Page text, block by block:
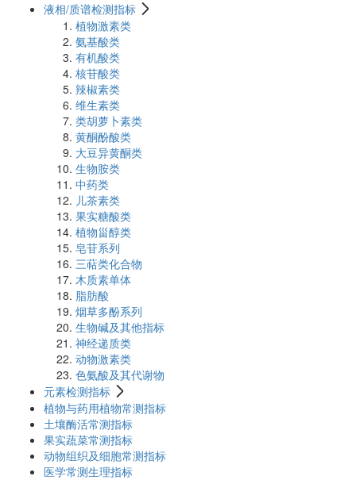
液相/质谱检测指标
植物激素类
氨基酸类
有机酸类
核苷酸类
辣椒素类
维生素类
类胡萝卜素类
黄酮酚酸类
大豆异黄酮类
生物胺类
中药类
儿茶素类
果实糖酸类
植物甾醇类
皂苷系列
三萜类化合物
木质素单体
脂肪酸
烟草多酚系列
生物碱及其他指标
神经递质类
动物激素类
色氨酸及其代谢物
元素检测指标
植物与药用植物常测指标
土壤酶活常测指标
果实蔬菜常测指标
动物组织及细胞常测指标
医学常测生理指标